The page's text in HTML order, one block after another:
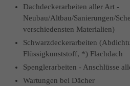
Dachdeckerarbeiten aller Art -
Neubau/Altbau/Sanierungen/
verschiedensten Materialien)
Schwarzdeckerarbeiten
Flüssigkunststoff, *) Flachdach
Spenglerarbeiten - Anschlüsse
Wartungen bei Dächer